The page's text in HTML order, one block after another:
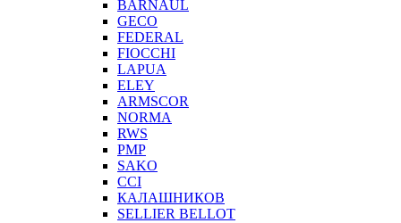
BARNAUL
GEСO
FEDERAL
FIOCCHI
LAPUA
ELEY
ARMSCOR
NORMA
RWS
PMP
SAKO
CCI
КАЛАШНИКОВ
SELLIER BELLOT